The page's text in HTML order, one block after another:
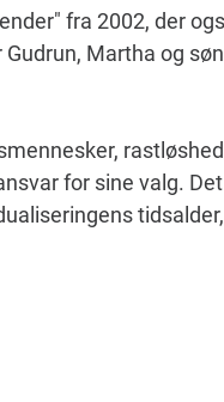
fra 2002, der
Martha og
for sine valg.